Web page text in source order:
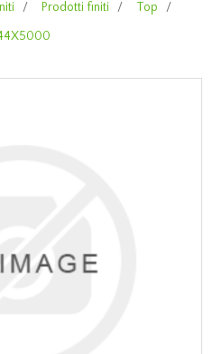
/ Prodotti finiti / Top
/
44X5000